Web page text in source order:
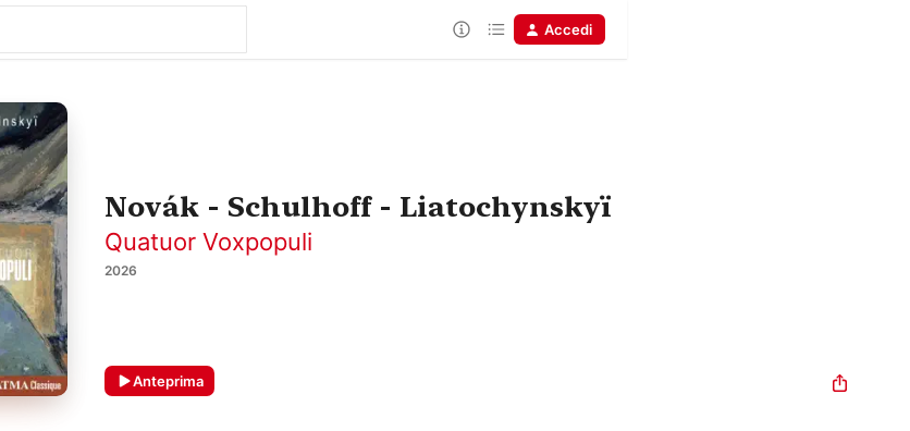
Accedi
Novák - Schulhoff - Liatochynskyï
Quatuor Voxpopuli
2026
Anteprima